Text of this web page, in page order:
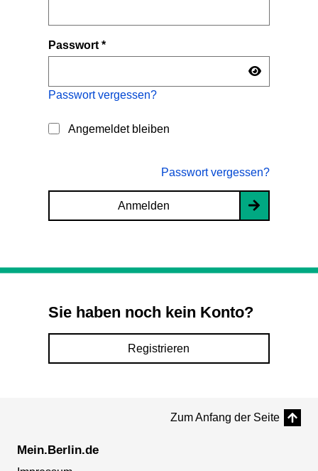
Passwort*
Passwort vergessen?
Angemeldet bleiben
Passwort vergessen?
Anmelden
Sie haben noch kein Konto?
Registrieren
Zum Anfang der Seite
Mein.Berlin.de